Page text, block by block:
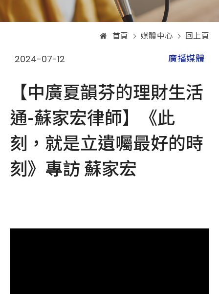
首頁 媒體中心 回上頁
2024-07-12 廣播媒體
【中廣夏韻芬的理財生活
通-蘇家宏律師】《此
刻，就是立遺囑最好的時
刻》專訪 蘇家宏